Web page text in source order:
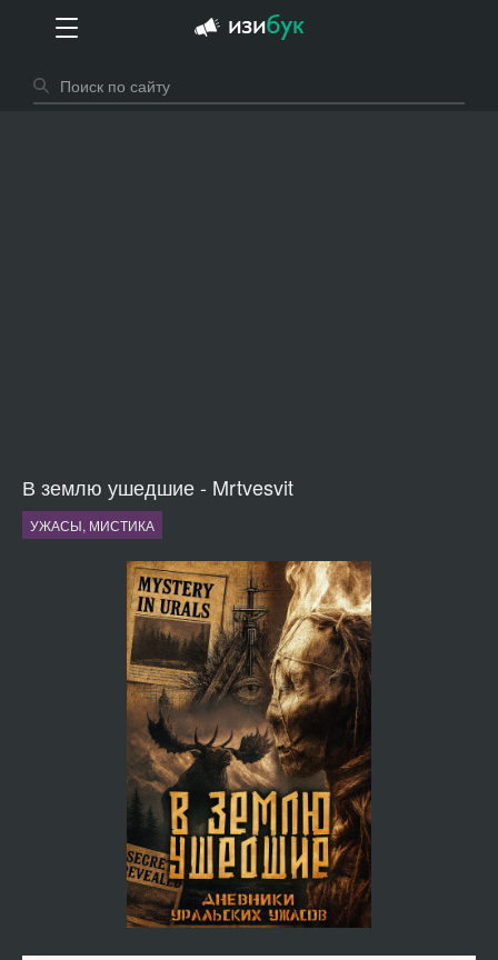
В землю ушедшие - Mrtvesvit
УЖАСЫ, МИСТИКА